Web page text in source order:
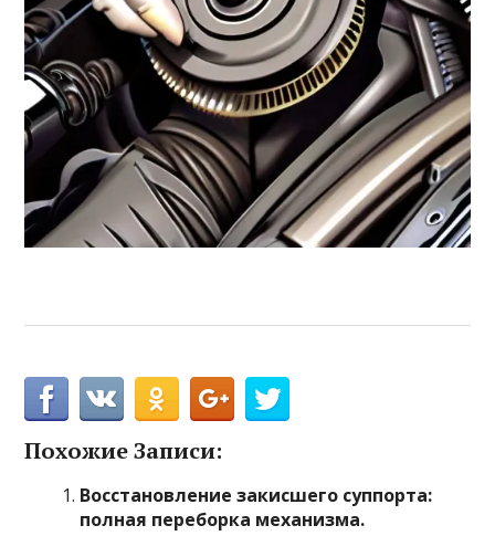
Похожие Записи:
Восстановление закисшего суппорта:
полная переборка механизма.